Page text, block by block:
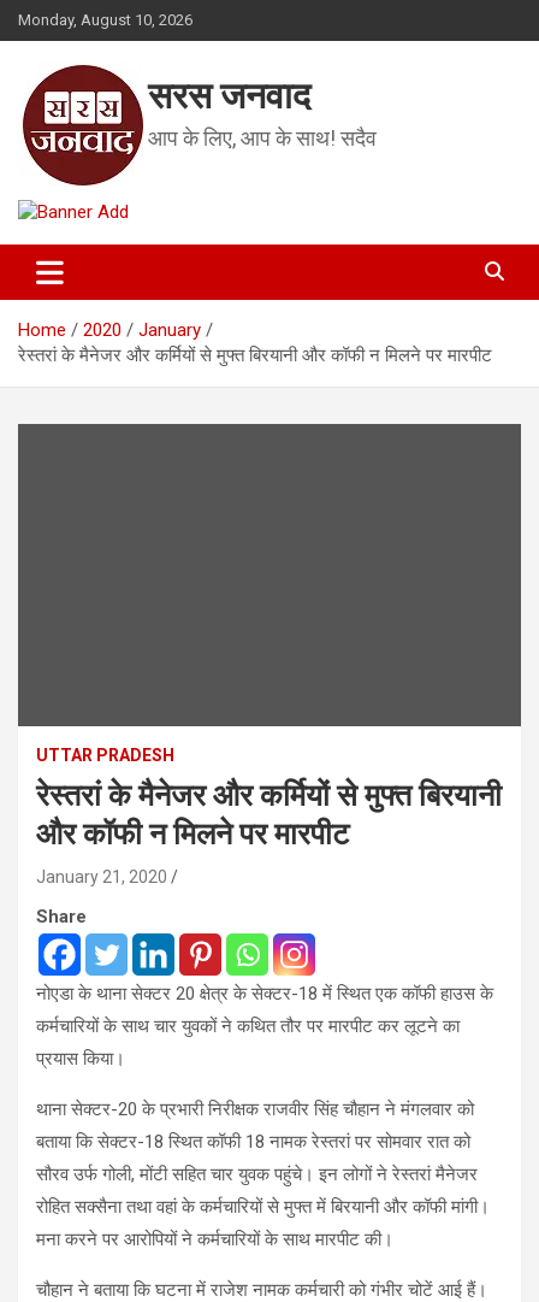
Skip
to
Monday, August 10, 2026
सरस जनवाद
आप के लिए, आप के साथ! सदैव
Home 2020
January
रेस्तरां के मैनेजर और कर्मियों से मुफ्त बिरयानी और कॉफी न मिलने पर मारपीट
UTTAR PRADESH
रेस्तरां के मैनेजर और कर्मियों से मुफ्त बिरयानी
और कॉफी न मिलने पर मारपीट
January 21, 2020
Share
नोएडा के थाना सेक्टर 20 क्षेत्र के सेक्टर-18 में स्थित एक कॉफी हाउस के
कर्मचारियों के साथ चार युवकों ने कथित तौर पर मारपीट कर लूटने का
प्रयास किया।
थाना सेक्टर-20 के प्रभारी निरीक्षक राजवीर सिंह चौहान ने मंगलवार को
बताया कि सेक्टर-18 स्थित कॉफी 18 नामक रेस्तरां पर सोमवार रात को
सौरव उर्फ गोली, मोंटी सहित चार युवक पहुंचे। इन लोगों ने रेस्तरां मैनेजर
रोहित सक्सैना तथा वहां के कर्मचारियों से मुफ्त में बिरयानी और कॉफी मांगी।
मना करने पर आरोपियों ने कर्मचारियों के साथ मारपीट की।
चौहान ने बताया कि घटना में राजेश नामक कर्मचारी को गंभीर चोटें आई हैं।